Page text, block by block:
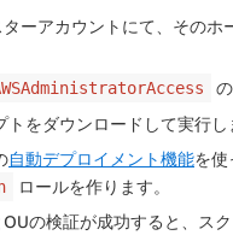
ーアカウントにて、その
トをダウンロードして実行し
自動デプロイメント機能を使
ロールを作ります。
の検証が成功すると、ス